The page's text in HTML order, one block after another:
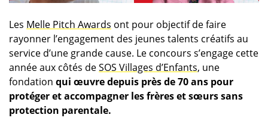
Les Melle Pitch Awards ont pour objectif de faire
rayonner l’engagement des jeunes talents créatifs au
service d’une grande cause. Le concours s’engage cette
année aux côtés deSOS Villages d’Enfants, une
fondation qui œuvre depuis près de 70 ans pour
protéger et accompagner les frères et sœurs sans
protection parentale.